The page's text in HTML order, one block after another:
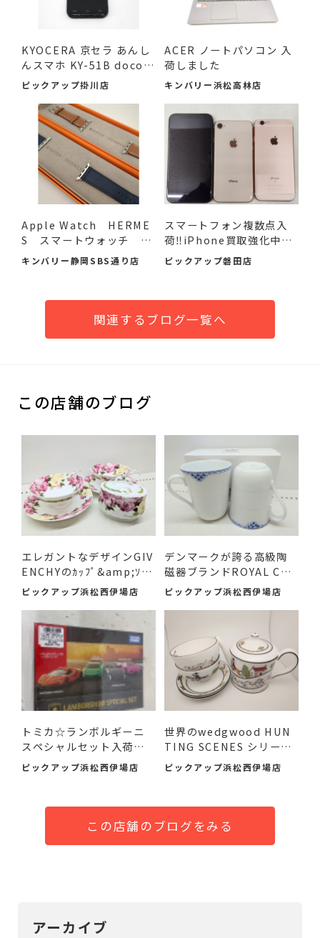
KYOCERA 京セラ あんし
んスマホ KY-51B docom
o 利...
ピックアップ掛川店
ACER ノートパソコン 入
荷しました
キンバリー浜松高林店
Apple Watch HERME
S スマートウォッチ レ
ザー替...
キンバリー静岡SBS通り店
スマートフォン複数点入
荷‼iPhone買取強化中♪
♪♪
ピックアップ磐田店
関連するブログ一覧へ
この店舗のブログ
エレガントなデザインGIV
ENCHYのｶｯﾌﾟ&amp;ｿｰｻ
ｰ...
ピックアップ浜松西伊場店
デンマークが誇る高級陶
磁器ブランドROYAL COP
ENHA...
ピックアップ浜松西伊場店
トミカ☆ランボルギーニ
スペシャルセット入荷し
まし...
ピックアップ浜松西伊場店
世界のwedgwood HUN
TING SCENES シリーズ
のアイテ...
ピックアップ浜松西伊場店
この店舗のブログをみる
アーカイブ